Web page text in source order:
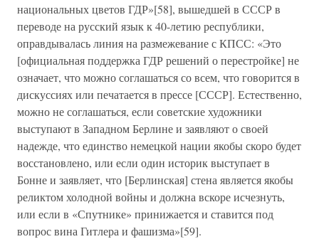
национальных цветов ГДР»[58], вышедшей в СССР в
переводе на русский язык к 40-летию республики,
оправдывалась линия на размежевание с КПСС: «Это
[официальная поддержка ГДР решений о перестройке] не
означает, что можно соглашаться со всем, что говорится в
дискуссиях или печатается в прессе [СССР]. Естественно,
можно не соглашаться, если советские художники
выступают в Западном Берлине и заявляют о своей
надежде, что единство немецкой нации якобы скоро будет
восстановлено, или если один историк выступает в
Бонне и заявляет, что [Берлинская] стена является якобы
реликтом холодной войны и должна вскоре исчезнуть,
или если в «Спутнике» принижается и ставится под
вопрос вина Гитлера и фашизма»[59].